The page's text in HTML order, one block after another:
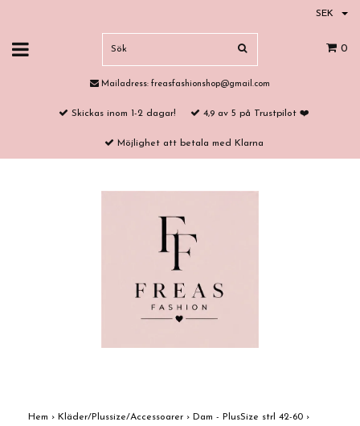
SEK
0
Mailadress: freasfashionshop@gmail.com
Skickas inom 1-2 dagar! 4,9 av 5 på Trustpilot ❤️
Möjlighet att betala med Klarna
Hem › Kläder/Plussize/Accessoarer › Dam - PlusSize strl 42-60 ›